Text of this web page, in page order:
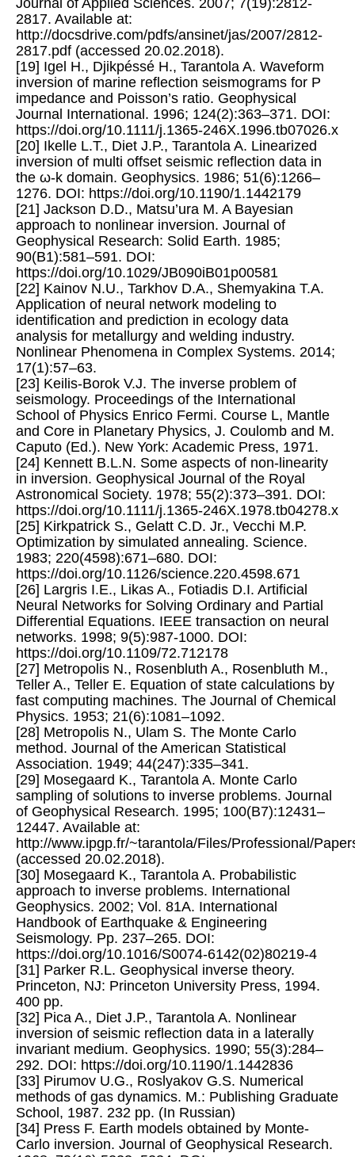
2817. Available at:
http://docsdrive.com/pdfs/ansinet/jas/2007/2812-
2817.pdf (accessed 20.02.2018).
[19] Igel H., Djikpéssé H., Tarantola A. Waveform
inversion of marine reflection seismograms for P
impedance and Poisson’s ratio. Geophysical
Journal International. 1996; 124(2):363–371. DOI:
https://doi.org/10.1111/j.1365-246X.1996.tb07026.x
[20] Ikelle L.T., Diet J.P., Tarantola A. Linearized
inversion of multi offset seismic reflection data in
the ω-k domain. Geophysics. 1986; 51(6):1266–
1276. DOI: https://doi.org/10.1190/1.1442179
[21] Jackson D.D., Matsu’ura M. A Bayesian
approach to nonlinear inversion. Journal of
Geophysical Research: Solid Earth. 1985;
90(B1):581–591. DOI:
https://doi.org/10.1029/JB090iB01p00581
[22] Kainov N.U., Tarkhov D.A., Shemyakina T.A.
Application of neural network modeling to
identiﬁcation and prediction in ecology data
analysis for metallurgy and welding industry.
Nonlinear Phenomena in Complex Systems. 2014;
17(1):57–63.
[23] Keilis-Borok V.J. The inverse problem of
seismology. Proceedings of the International
School of Physics Enrico Fermi. Course L, Mantle
and Core in Planetary Physics, J. Coulomb and M.
Caputo (Ed.). New York: Academic Press, 1971.
[24] Kennett B.L.N. Some aspects of non-linearity
in inversion. Geophysical Journal of the Royal
Astronomical Society. 1978; 55(2):373–391. DOI:
https://doi.org/10.1111/j.1365-246X.1978.tb04278.x
[25] Kirkpatrick S., Gelatt C.D. Jr., Vecchi M.P.
Optimization by simulated annealing. Science.
1983; 220(4598):671–680. DOI:
https://doi.org/10.1126/science.220.4598.671
[26] Largris I.E., Likas A., Fotiadis D.I. Artificial
Neural Networks for Solving Ordinary and Partial
Differential Equations. IEEE transaction on neural
networks. 1998; 9(5):987-1000. DOI:
https://doi.org/10.1109/72.712178
[27] Metropolis N., Rosenbluth A., Rosenbluth M.,
Teller A., Teller E. Equation of state calculations by
fast computing machines. The Journal of Chemical
Physics. 1953; 21(6):1081–1092.
[28] Metropolis N., Ulam S. The Monte Carlo
method. Journal of the American Statistical
Association. 1949; 44(247):335–341.
[29] Mosegaard K., Tarantola A. Monte Carlo
sampling of solutions to inverse problems. Journal
of Geophysical Research. 1995; 100(B7):12431–
12447. Available at:
http://www.ipgp.fr/~tarantola/Files/Professional/
(accessed 20.02.2018).
[30] Mosegaard K., Tarantola A. Probabilistic
approach to inverse problems. International
Geophysics. 2002; Vol. 81A. International
Handbook of Earthquake & Engineering
Seismology. Pp. 237–265. DOI:
https://doi.org/10.1016/S0074-6142(02)80219-4
[31] Parker R.L. Geophysical inverse theory.
Princeton, NJ: Princeton University Press, 1994.
400 pp.
[32] Pica A., Diet J.P., Tarantola A. Nonlinear
inversion of seismic reflection data in a laterally
invariant medium. Geophysics. 1990; 55(3):284–
292. DOI: https://doi.org/10.1190/1.1442836
[33] Pirumov U.G., Roslyakov G.S. Numerical
methods of gas dynamics. M.: Publishing Graduate
School, 1987. 232 pp. (In Russian)
[34] Press F. Earth models obtained by Monte-
Carlo inversion. Journal of Geophysical Research.